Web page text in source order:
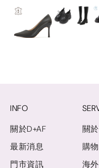
INFO
關於D+AF
最新消息
門市資訊
關
購
海